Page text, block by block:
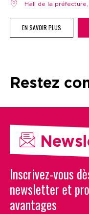
Hall de la
EN SAVOIR PLUS
Restez
Inscrivez-vous
newsletter et
avantages